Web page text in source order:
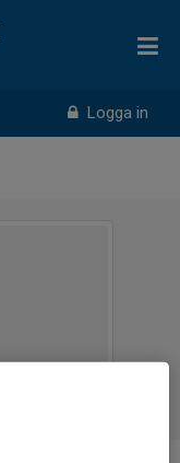
Logga in